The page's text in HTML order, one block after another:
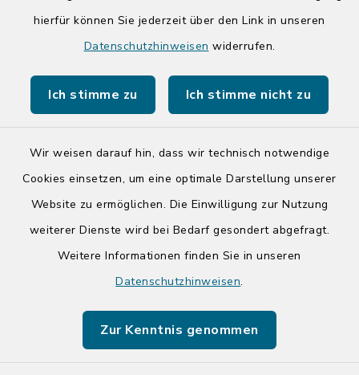
hierfür können Sie jederzeit über den Link in unseren
Datenschutzhinweisen widerrufen.
Ich stimme zu Ich stimme nicht zu
Wir weisen darauf hin, dass wir technisch notwendige
Cookies einsetzen, um eine optimale Darstellung unserer
Website zu ermöglichen. Die Einwilligung zur Nutzung
weiterer Dienste wird bei Bedarf gesondert abgefragt.
Weitere Informationen finden Sie in unseren
Datenschutzhinweisen.
Zur Kenntnis genommen
Quicklinks
Tourist-Info der Stadt Bad Segeberg
Barrierefreiheit
Impressum